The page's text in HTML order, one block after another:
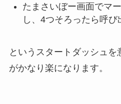
たまさいぼー画面でマ
し、4つそろったら呼
というスタートダッシュ
がかなり楽になります。